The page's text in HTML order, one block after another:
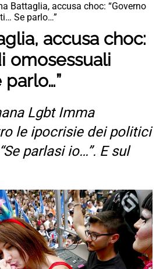
Battaglia, accusa choc: “Governo
Se parlo…”
accusa choc:
omosessuali
Lgbt Imma
le ipocrisie dei politici
parlasi io…”. E sul